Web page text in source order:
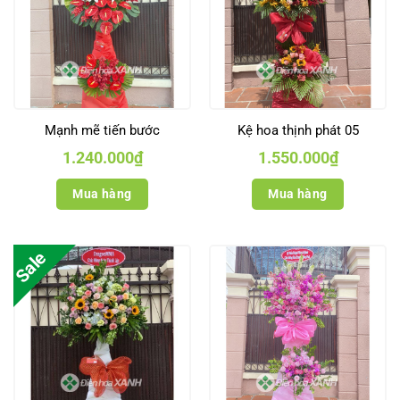
Mạnh mẽ tiến bước
1.240.000₫
Mua hàng
Kệ hoa thịnh phát 05
1.550.000₫
Mua hàng
Sale